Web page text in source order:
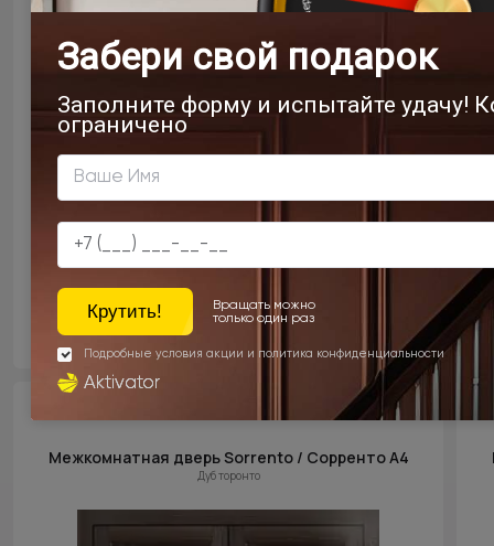
Цена за полотно
23 900 ₽
Межкомнатная дверь Sorrento / Сорренто А4
Дуб торонто